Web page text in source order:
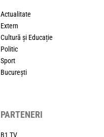
Actualitate
Extern
Cultură și Educație
Politic
Sport
București
PARTENERI
B1 TV